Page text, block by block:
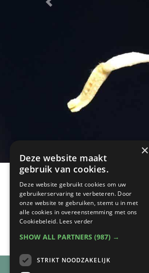
Previous
Pagina's
•Over de praktijk
×
Deze website maakt
gebruik van cookies.
Deze website gebruikt cookies om uw
gebruikerservaring te verbeteren. Door
onze website te gebruiken, stemt u in met
alle cookies in overeenstemming met ons
Cookiebeleid. Lees verder
SHOW ALL PARTNERS (987) →
STRIKT NOODZAKELIJK